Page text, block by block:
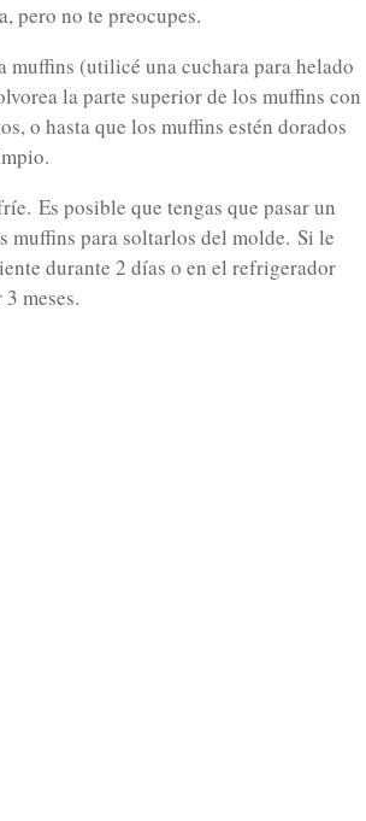
pero no te preocupes.
muffins (utilicé una cuchara para helado
la parte superior de los muffins con
o hasta que los muffins estén dorados
Es posible que tengas que pasar un
para soltarlos del molde. Si le
durante 2 días o en el refrigerador
meses.